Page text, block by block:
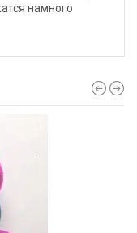
намного